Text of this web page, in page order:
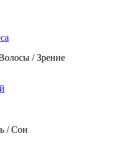
/ Зрение
/ Сон